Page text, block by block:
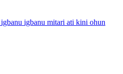
igbanu mitari ati kini ohun